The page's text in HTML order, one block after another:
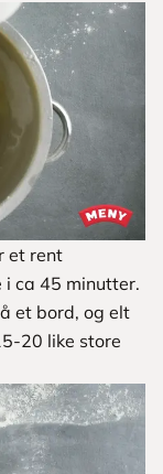
et rent
i ca 45 minutter.
et bord, og elt
20 like store